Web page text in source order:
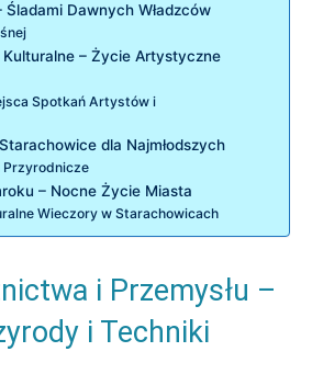
Dawnych Władzców
– Życie Artystyczne
Spotkań Artystów i
dla Najmłodszych
Przyrodnicze
– Nocne Życie Miasta
Wieczory w Starachowicach
i Przemysłu –
i Techniki